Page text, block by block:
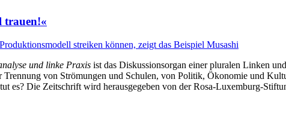
trauen!«
streiken können, zeigt das Beispiel Musashi
und linke Praxis ist das Diskussionsorgan einer pluralen Linken
Trennung von Strömungen und Schulen, von Politik, Ökonomie und
es? Die Zeitschrift wird herausgegeben von der Rosa-Luxemburg-